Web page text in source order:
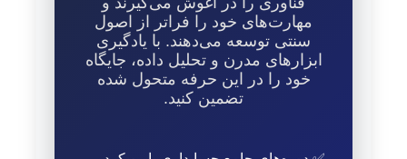
مهارت‌های خود را فراتر از اصول
سنتی توسعه می‌دهند. با یادگیری
ابزارهای مدرن و تحلیل داده، جایگاه
خود را در این حرفه متحول شده
تضمین کنید.